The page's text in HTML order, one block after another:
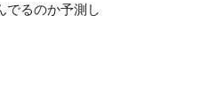
でるのか予測し